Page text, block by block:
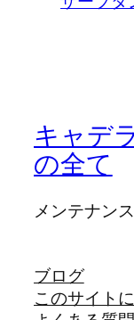
キャデ
の全て
メンテナン
ブログ
このサイト